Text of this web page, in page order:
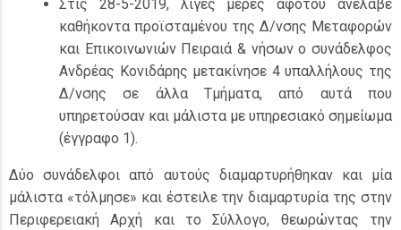
Στις 28-5-2019, λίγες μέρες αφότου ανέλαβε
καθήκοντα προϊσταμένου της Δ/νσης Μεταφορών
και Επικοινωνιών Πειραιά & νήσων ο συνάδελφος
Ανδρέας Κονιδάρης μετακίνησε 4 υπαλλήλους της
Δ/νσης σε άλλα Τμήματα, από αυτά που
υπηρετούσαν και μάλιστα με υπηρεσιακό σημείωμα
(έγγραφο 1).
Δύο συνάδελφοι από αυτούς διαμαρτυρήθηκαν και μία
μάλιστα «τόλμησε» και έστειλε την διαμαρτυρία της στην
Περιφερειακή Αρχή και το Σύλλογο, θεωρώντας την